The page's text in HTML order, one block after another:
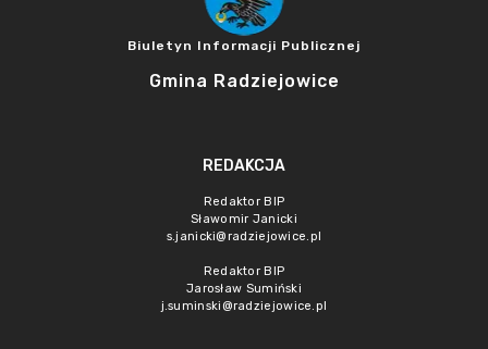
Biuletyn Informacji Publicznej
Gmina Radziejowice
REDAKCJA
Redaktor BIP
Sławomir Janicki
s.janicki@radziejowice.pl
Redaktor BIP
Jarosław Sumiński
j.suminski@radziejowice.pl